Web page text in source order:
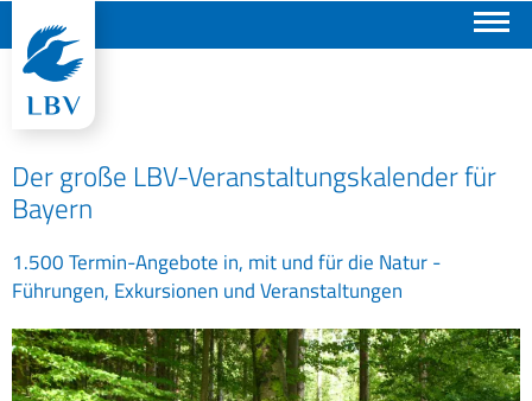
Der große LBV-Veranstaltungskalender für
Bayern
1.500 Termin-Angebote in, mit und für die Natur -
Führungen, Exkursionen und Veranstaltungen